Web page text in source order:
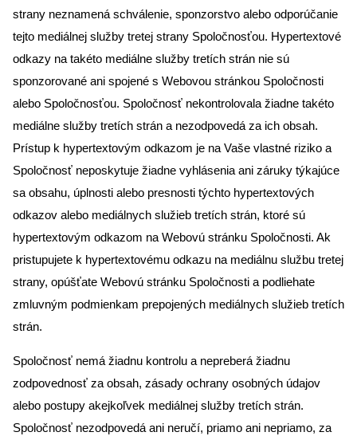
strany neznamená schválenie, sponzorstvo alebo odporúčanie
tejto mediálnej služby tretej strany Spoločnosťou. Hypertextové
odkazy na takéto mediálne služby tretích strán nie sú
sponzorované ani spojené s Webovou stránkou Spoločnosti
alebo Spoločnosťou. Spoločnosť nekontrolovala žiadne takéto
mediálne služby tretích strán a nezodpovedá za ich obsah.
Prístup k hypertextovým odkazom je na Vaše vlastné riziko a
Spoločnosť neposkytuje žiadne vyhlásenia ani záruky týkajúce
sa obsahu, úplnosti alebo presnosti týchto hypertextových
odkazov alebo mediálnych služieb tretích strán, ktoré sú
hypertextovým odkazom na Webovú stránku Spoločnosti. Ak
pristupujete k hypertextovému odkazu na mediálnu službu tretej
strany, opúšťate Webovú stránku Spoločnosti a podliehate
zmluvným podmienkam prepojených mediálnych služieb tretích
strán.
Spoločnosť nemá žiadnu kontrolu a nepreberá žiadnu
zodpovednosť za obsah, zásady ochrany osobných údajov
alebo postupy akejkoľvek mediálnej služby tretích strán.
Spoločnosť nezodpovedá ani neručí, priamo ani nepriamo, za